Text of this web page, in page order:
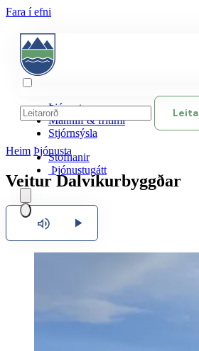
Fara í efni
Þjónusta
Mannlíf & frítími
Stjórnsýsla
Stofnanir
Þjónustugátt
Leita
Heim Þjónusta
Veitur Dalvíkurbyggðar
Hlusta